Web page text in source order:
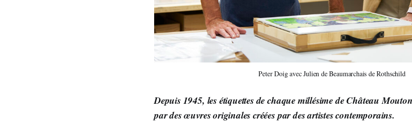
Peter Doig avec Julien de Beaumarchais de Rothschild
Depuis 1945, les étiquettes de chaque millésime de Château
par des œuvres originales créées par des artistes contemporains.